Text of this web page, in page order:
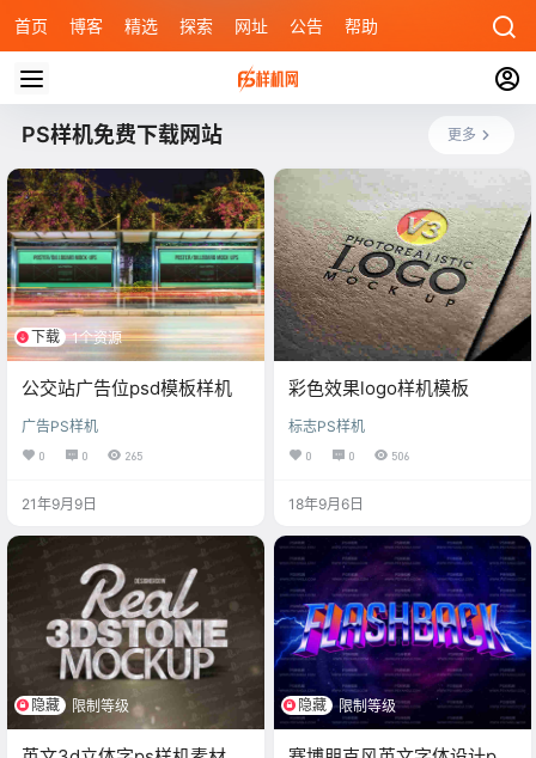
首页 博客 精选 探索 网址 公告 帮助
PS样机免费下载网站 更多
下载 1个资源
公交站广告位psd模板样机
广告PS样机
0 0 265
21年9月9日
彩色效果logo样机模板
标志PS样机
0 0 506
18年9月6日
隐藏 限制等级 隐藏 限制等级